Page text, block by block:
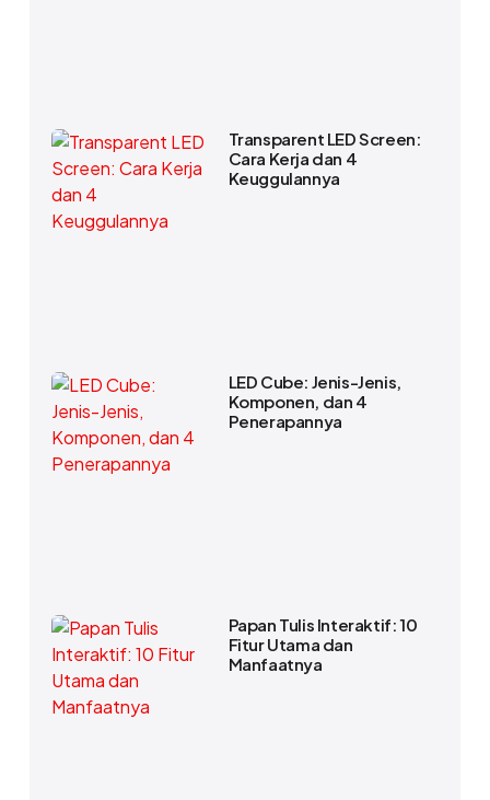
Transparent LED Screen:
Cara Kerja dan 4
Keuggulannya
LED Cube: Jenis-Jenis,
Komponen, dan 4
Penerapannya
Papan Tulis Interaktif: 10
Fitur Utama dan
Manfaatnya